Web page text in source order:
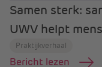
Samen sterk:
UWV helpt
Praktijkverhaal
Bericht lezen